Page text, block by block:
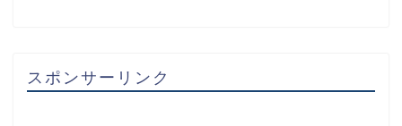
スポンサーリンク